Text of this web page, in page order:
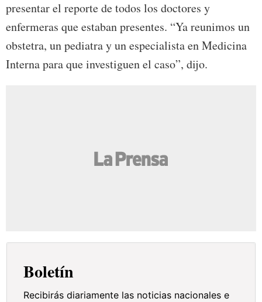
presentar el reporte de todos los doctores y
enfermeras que estaban presentes. “Ya reunimos un
obstetra, un pediatra y un especialista en Medicina
Interna para que investiguen el caso”, dijo.
Boletín
Recibirás diariamente las noticias nacionales e